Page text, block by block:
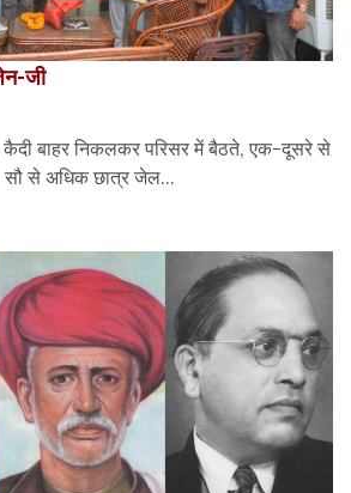
जी
बाहर निकलकर परिसर में बैठते, एक-दूसरे से
से अधिक छात्र जेल...